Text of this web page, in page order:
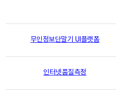
무인정보단말기 UI플랫폼
인터넷품질측정